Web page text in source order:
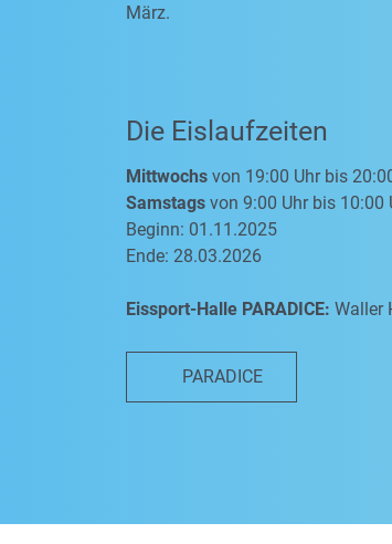
März.
Die Eislaufzeiten
Mittwochs von 19:00 Uhr bis
Samstags von 9:00 Uhr bis 10:00
Beginn: 01.11.2025
Ende: 28.03.2026
Eissport-Halle PARADICE: Waller
PARADICE